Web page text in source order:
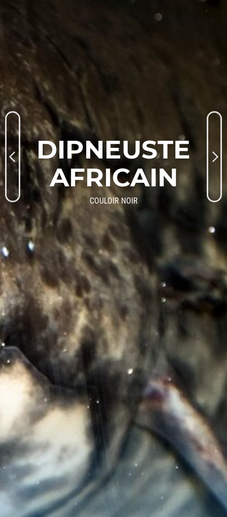
DIPNEUSTE
AFRICAIN
COULOIR NOIR